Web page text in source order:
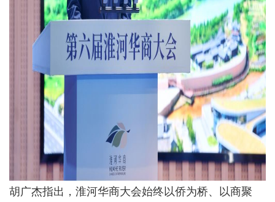
胡广杰指出，淮河华商大会始终以侨为桥、以商聚